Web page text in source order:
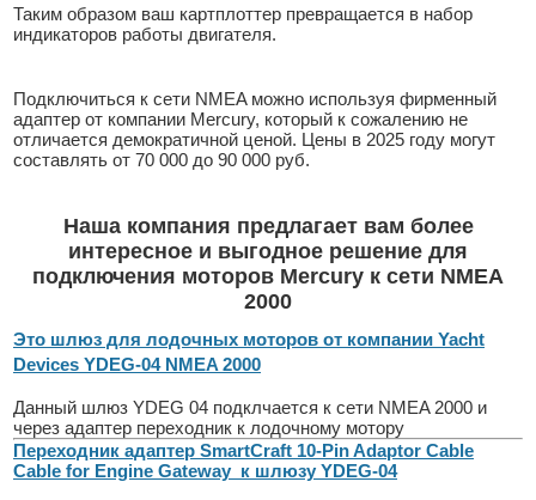
Таким образом ваш картплоттер превращается в набор
индикаторов работы двигателя.
Подключиться к сети NMEA можно используя фирменный
адаптер от компании Mercury, который к сожалению не
отличается демократичной ценой. Цены в 2025 году могут
составлять от 70 000 до 90 000 руб.
Наша компания предлагает вам более
интересное и выгодное решение для
подключения моторов Mercury к сети NMEA
2000
Это шлюз для лодочных моторов от компании Yacht
Devices YDEG-04 NMEA 2000
Данный шлюз YDEG 04 подклчается к сети NMEA 2000 и
через адаптер переходник к лодочному мотору
Переходник адаптер SmartCraft 10-Pin Adaptor Cable
Cable for Engine Gateway к шлюзу YDEG-04